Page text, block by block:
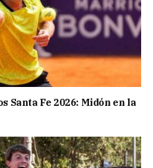
Santa Fe 2026: Midón en la